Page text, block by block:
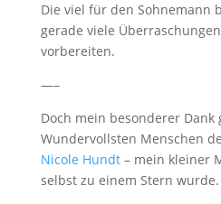
Die viel für den Sohnemann
gerade viele
vorbereiten.
—–
Doch mein besonderer Dank
Wundervollsten Menschen
Nicole Hundt– mein kleiner
selbst zu einem Stern wurde.